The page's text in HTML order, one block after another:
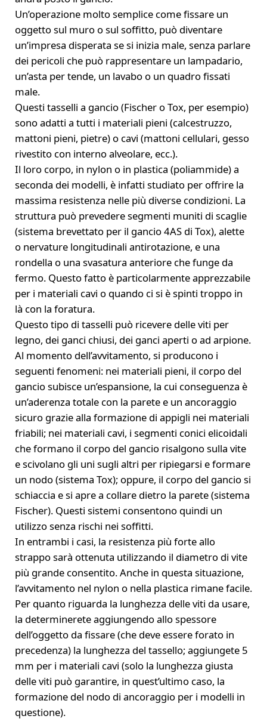
Un’operazione molto semplice come fissare un
oggetto sul muro o sul soffitto, può diventare
un’impresa disperata se si inizia male, senza parlare
dei pericoli che può rappresentare un lampadario,
un’asta per tende, un lavabo o un quadro fissati
male.
Questi tasselli a gancio (Fischer o Tox, per esempio)
sono adatti a tutti i materiali pieni (calcestruzzo,
mattoni pieni, pietre) o cavi (mattoni cellulari, gesso
rivestito con interno alveolare, ecc.).
Il loro corpo, in nylon o in plastica (poliammide) a
seconda dei modelli, è infatti studiato per offrire la
massima resistenza nelle più diverse condizioni. La
struttura può prevedere segmenti muniti di scaglie
(sistema brevettato per il gancio 4AS di Tox), alette
o nervature longitudinali antirotazione, e una
rondella o una svasatura anteriore che funge da
fermo. Questo fatto è particolarmente apprezzabile
per i materiali cavi o quando ci si è spinti troppo in
là con la foratura.
Questo tipo di tasselli può ricevere delle viti per
legno, dei ganci chiusi, dei ganci aperti o ad arpione.
Al momento dell’avvitamento, si producono i
seguenti fenomeni: nei materiali pieni, il corpo del
gancio subisce un’espansione, la cui conseguenza è
un’aderenza totale con la parete e un ancoraggio
sicuro grazie alla formazione di appigli nei materiali
friabili; nei materiali cavi, i segmenti conici elicoidali
che formano il corpo del gancio risalgono sulla vite
e scivolano gli uni sugli altri per ripiegarsi e formare
un nodo (sistema Tox); oppure, il corpo del gancio si
schiaccia e si apre a collare dietro la parete (sistema
Fischer). Questi sistemi consentono quindi un
utilizzo senza rischi nei soffitti.
In entrambi i casi, la resistenza più forte allo
strappo sarà ottenuta utilizzando il diametro di vite
più grande consentito. Anche in questa situazione,
l’avvitamento nel nylon o nella plastica rimane facile.
Per quanto riguarda la lunghezza delle viti da usare,
la determinerete aggiungendo allo spessore
dell’oggetto da fissare (che deve essere forato in
precedenza) la lunghezza del tassello; aggiungete 5
mm per i materiali cavi (solo la lunghezza giusta
delle viti può garantire, in quest’ultimo caso, la
formazione del nodo di ancoraggio per i modelli in
questione).